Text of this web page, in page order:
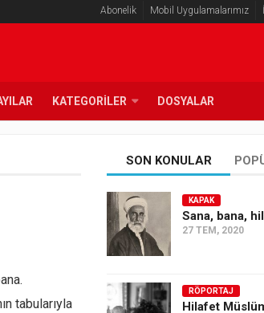
Abonelik Mobil Uygulamalarımız
KATEGORILER DOSYALAR
tabularıyla
SON KONULAR
KAPAK
Sana, bana,
27 TEM, 2020
RÖPORTAJ
Hilafet